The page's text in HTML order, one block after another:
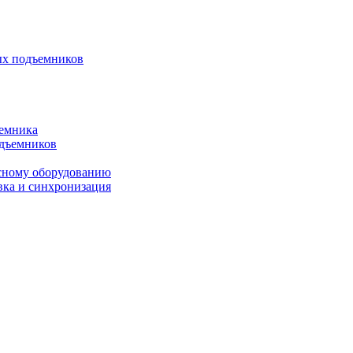
подъемников
оборудованию
и синхронизация